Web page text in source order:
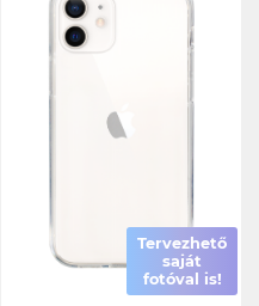
Tervezhető
saját
fotóval is!